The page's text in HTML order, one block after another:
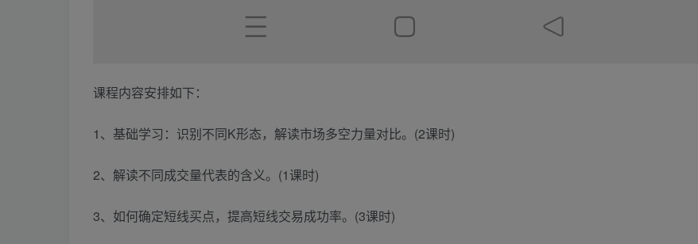
课程内容安排如下：
1、基础学习：识别不同K形态，解读市场多空力量对比。(2课时)
2、解读不同成交量代表的含义。(1课时)
3、如何确定短线买点，提高短线交易成功率。(3课时)